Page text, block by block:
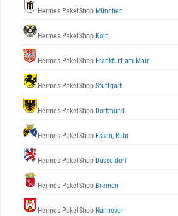
Hermes PaketShop München
Hermes PaketShop Köln
Hermes PaketShop Frankfurt am Main
Hermes PaketShop Stuttgart
Hermes PaketShop Dortmund
Hermes PaketShop Essen, Ruhr
Hermes PaketShop Düsseldorf
Hermes PaketShop Bremen
Hermes PaketShop Hannover